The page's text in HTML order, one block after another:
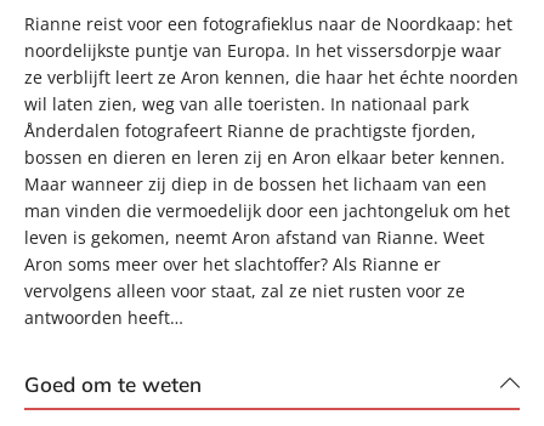
Rianne reist voor een fotografieklus naar de Noordkaap: het
noordelijkste puntje van Europa. In het vissersdorpje waar
ze verblijft leert ze Aron kennen, die haar het échte noorden
wil laten zien, weg van alle toeristen. In nationaal park
Ånderdalen fotografeert Rianne de prachtigste fjorden,
bossen en dieren en leren zij en Aron elkaar beter kennen.
Maar wanneer zij diep in de bossen het lichaam van een
man vinden die vermoedelijk door een jachtongeluk om het
leven is gekomen, neemt Aron afstand van Rianne. Weet
Aron soms meer over het slachtoffer? Als Rianne er
vervolgens alleen voor staat, zal ze niet rusten voor ze
antwoorden heeft…
Goed om te weten